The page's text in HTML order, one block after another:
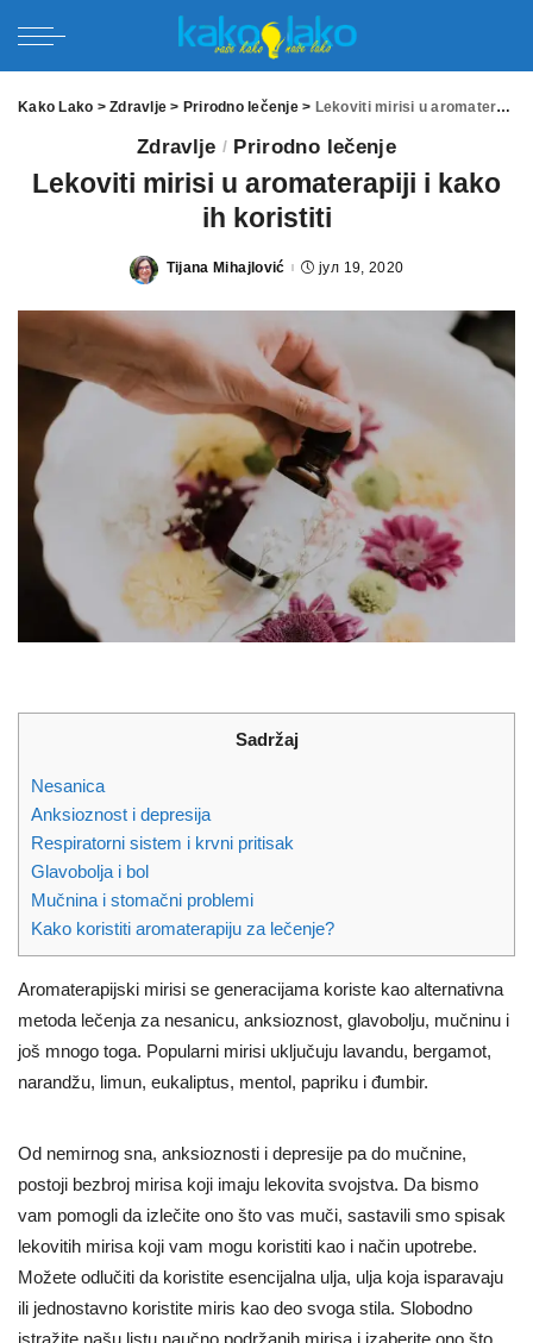
Kako Lako >Zdravlje > Prirodno lečenje> Lekoviti mirisi u aromaterapiji i kako ih koristiti
Zdravlje Prirodno lečenje
Lekoviti mirisi u aromaterapiji i kako
ih koristiti
Posted
Tijana Mihajlović јул 19, 2020
Sadržaj
Nesanica
Anksioznost i depresija
Respiratorni sistem i krvni pritisak
Glavobolja i bol
Mučnina i stomačni problemi
Kako koristiti aromaterapiju za lečenje?
Aromaterapijski mirisi se generacijama koriste kao alternativna
metoda lečenja za nesanicu, anksioznost, glavobolju, mučninu i
još mnogo toga. Popularni mirisi uključuju lavandu, bergamot,
narandžu, limun, eukaliptus, mentol, papriku i đumbir.
Od nemirnog sna, anksioznosti i depresije pa do mučnine,
postoji bezbroj mirisa koji imaju lekovita svojstva. Da bismo
vam pomogli da izlečite ono što vas muči, sastavili smo spisak
lekovitih mirisa koji vam mogu koristiti kao i način upotrebe.
Možete odlučiti da koristite esencijalna ulja, ulja koja isparavaju
ili jednostavno koristite miris kao deo svoga stila. Slobodno
istražite našu listu naučno podržanih mirisa i izaberite ono što